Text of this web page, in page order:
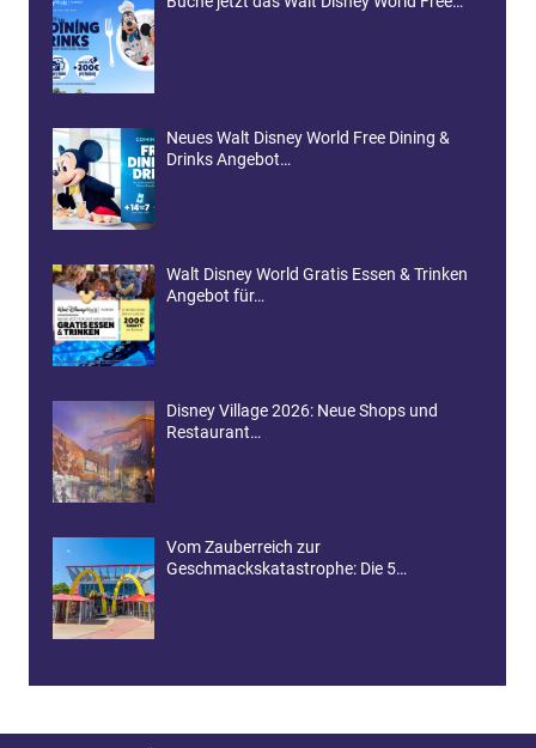
Neues Walt Disney World Free Dining &
Drinks Angebot…
Walt Disney World Gratis Essen & Trinken
Angebot für…
Disney Village 2026: Neue Shops und
Restaurant…
Vom Zauberreich zur
Geschmackskatastrophe: Die 5…